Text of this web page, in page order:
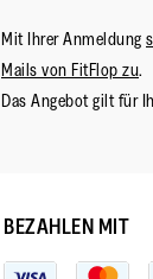
Mit Ihrer Anmeldung
Mails von FitFlop zu.
Das Angebot gilt für
BEZAHLEN MIT